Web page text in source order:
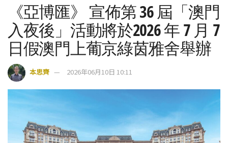
《亞博匯》 宣佈第 36 屆「澳門
入夜後」活動將於2026 年 7 月 7
日假澳門上葡京綠茵雅舍舉辦
本思齊 2026年06月10日 10:11